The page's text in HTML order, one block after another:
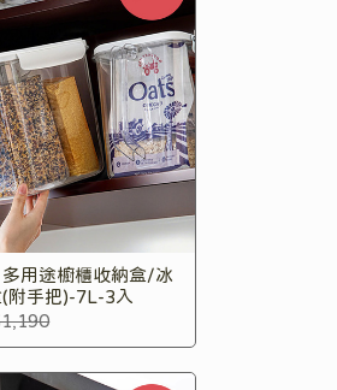
多用途櫥櫃收納盒/冰
附手把)-7L-3入